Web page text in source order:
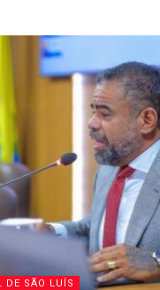
DE SÃO LUÍS